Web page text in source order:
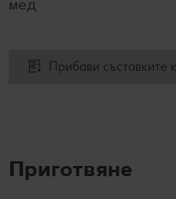
мед
Прибави съставките
Приготвяне